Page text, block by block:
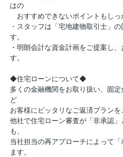
はの
おすすめできないポイントもしっ
・スタッフは「宅地建物取引士」
す。
・明朗会計な資金計画をご提案し
す。
◆住宅ローンについて◆
多くの金融機関をお取り扱い、固
ど
お客様にピッタリなご返済プランを
他社で住宅ローン審査が「非承認
も、
当社担当の再アプローチによって
ます。